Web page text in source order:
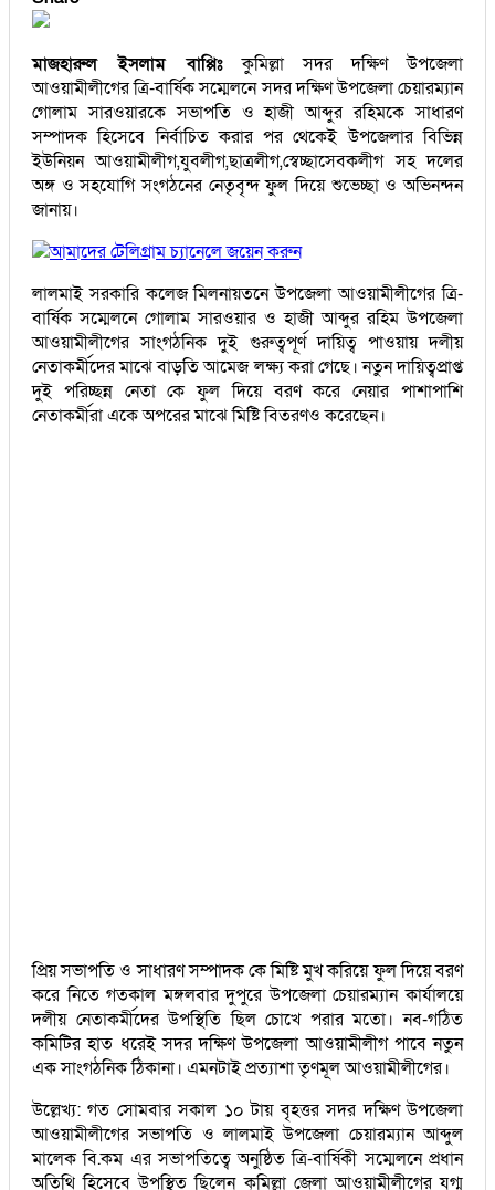
মাজহারুল ইসলাম বাপ্পিঃ কুমিল্লা সদর দক্ষিণ উপজেলা
আওয়ামীলীগের ত্রি-বার্ষিক সম্মেলনে সদর দক্ষিণ উপজেলা চেয়ারম্যান
গোলাম সারওয়ারকে সভাপতি ও হাজী আব্দুর রহিমকে সাধারণ
সম্পাদক হিসেবে নির্বাচিত করার পর থেকেই উপজেলার বিভিন্ন
ইউনিয়ন আওয়ামীলীগ,যুবলীগ,ছাত্রলীগ,স্বেচ্ছাসেবকলীগ সহ দলের
অঙ্গ ও সহযোগি সংগঠনের নেতৃবৃন্দ ফুল দিয়ে শুভেচ্ছা ও অভিনন্দন
জানায়।
আমাদের টেলিগ্রাম চ্যানেলে জয়েন করুন
লালমাই সরকারি কলেজ মিলনায়তনে উপজেলা আওয়ামীলীগের ত্রি-
বার্ষিক সম্মেলনে গোলাম সারওয়ার ও হাজী আব্দুর রহিম উপজেলা
আওয়ামীলীগের সাংগঠনিক দুই গুরুত্বপূর্ণ দায়িত্ব পাওয়ায় দলীয়
নেতাকর্মীদের মাঝে বাড়তি আমেজ লক্ষ্য করা গেছে। নতুন দায়িত্বপ্রাপ্ত
দুই পরিচ্ছন্ন নেতা কে ফুল দিয়ে বরণ করে নেয়ার পাশাপাশি
নেতাকর্মীরা একে অপরের মাঝে মিষ্টি বিতরণও করেছেন।
প্রিয় সভাপতি ও সাধারণ সম্পাদক কে মিষ্টি মুখ করিয়ে ফুল দিয়ে বরণ
করে নিতে গতকাল মঙ্গলবার দুপুরে উপজেলা চেয়ারম্যান কার্যালয়ে
দলীয় নেতাকর্মীদের উপস্থিতি ছিল চোখে পরার মতো। নব-গঠিত
কমিটির হাত ধরেই সদর দক্ষিণ উপজেলা আওয়ামীলীগ পাবে নতুন
এক সাংগঠনিক ঠিকানা। এমনটাই প্রত্যাশা তৃণমূল আওয়ামীলীগের।
উল্লেখ্য: গত সোমবার সকাল ১০ টায় বৃহত্তর সদর দক্ষিণ উপজেলা
আওয়ামীলীগের সভাপতি ও লালমাই উপজেলা চেয়ারম্যান আব্দুল
মালেক বি.কম এর সভাপতিত্বে অনুষ্ঠিত ত্রি-বার্ষিকী সম্মেলনে প্রধান
অতিথি হিসেবে উপস্থিত ছিলেন কুমিল্লা জেলা আওয়ামীলীগের যুগ্ম